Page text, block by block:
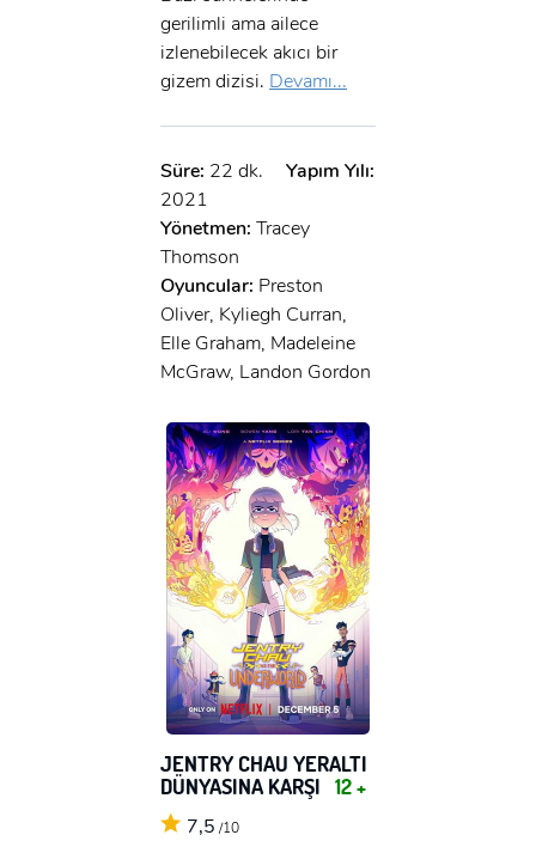
gerilimli ama ailece
izlenebilecek akıcı bir
gizem dizisi. Devamı...
Süre: 22 dk.
Yapım Yılı:
2021
Yönetmen: Tracey
Thomson
Oyuncular: Preston
Oliver, Kyliegh Curran,
Elle Graham, Madeleine
McGraw, Landon Gordon
JENTRY CHAU YERALTI
DÜNYASINA KARŞI 12 +
7,5 /10